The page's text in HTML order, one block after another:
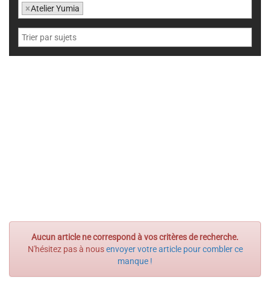
Aucun article ne correspond à vos critères de recherche.
N'hésitez pas à nousenvoyer votre article pour combler ce
manque !
×Atelier Yumia